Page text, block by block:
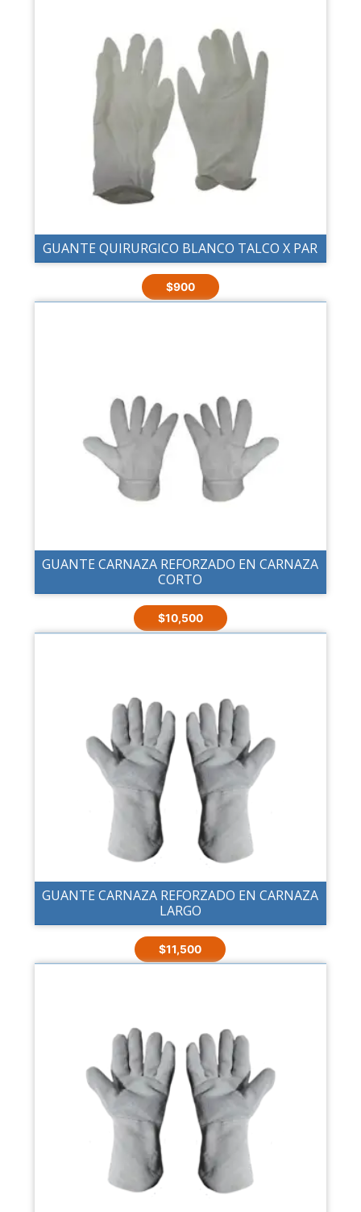
GUANTE QUIRURGICO BLANCO TALCO X PAR
$900
GUANTE CARNAZA REFORZADO EN CARNAZA
CORTO
$10,500
GUANTE CARNAZA REFORZADO EN CARNAZA
LARGO
$11,500